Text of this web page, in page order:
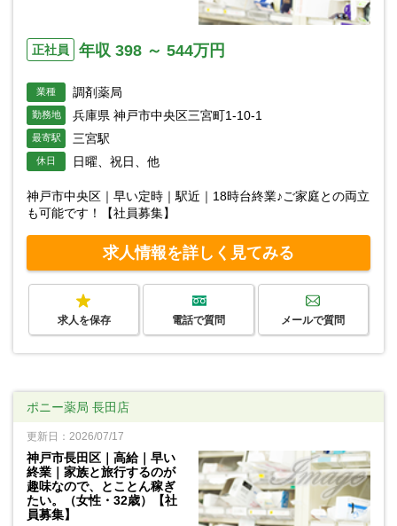
正社員 年収 398 ～ 544万円
業種 調剤薬局
勤務地 兵庫県 神戸市中央区三宮町1-10-1
最寄駅 三宮駅
休日 日曜、祝日、他
神戸市中央区｜早い定時｜駅近｜18時台終業♪ご家庭との両立
も可能です！【社員募集】
求人情報を詳しく見てみる
求人を保存 電話で質問 メールで質問
ポニー薬局 長田店
更新日：2026/07/17
神戸市長田区｜高給｜早い
終業｜家族と旅行するのが
趣味なので、とことん稼ぎ
たい。（女性・32歳）【社
員募集】